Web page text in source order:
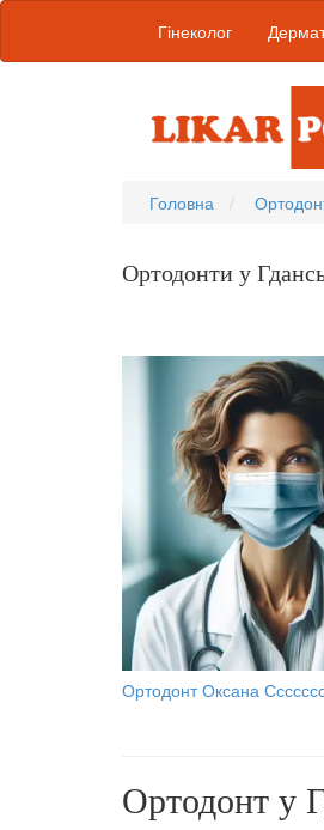
Гінеколог
Головна
Ортодонти у
Ортодонт Оксана
Ортодонт у